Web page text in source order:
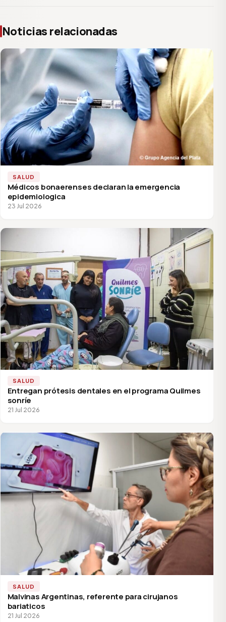
Noticias relacionadas
SALUD
Médicos bonaerenses declaran la emergencia
epidemiologica
23 Jul 2026
SALUD
Entregan prótesis dentales en el programa Quilmes
sonríe
21 Jul 2026
SALUD
Malvinas Argentinas, referente para cirujanos
bariaticos
21 Jul 2026